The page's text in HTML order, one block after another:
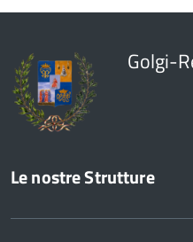
Golgi-
Le nostre Strutture